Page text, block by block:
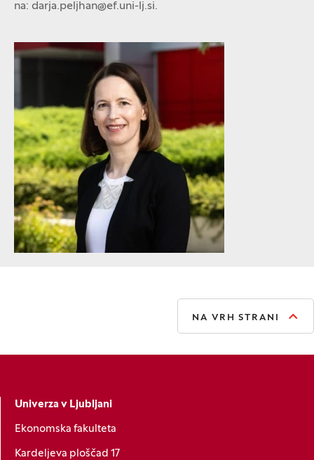
na: darja.peljhan@ef.uni-lj.si.
NA VRH STRANI
Univerza v Ljubljani
Ekonomska fakulteta
Kardeljeva ploščad 17